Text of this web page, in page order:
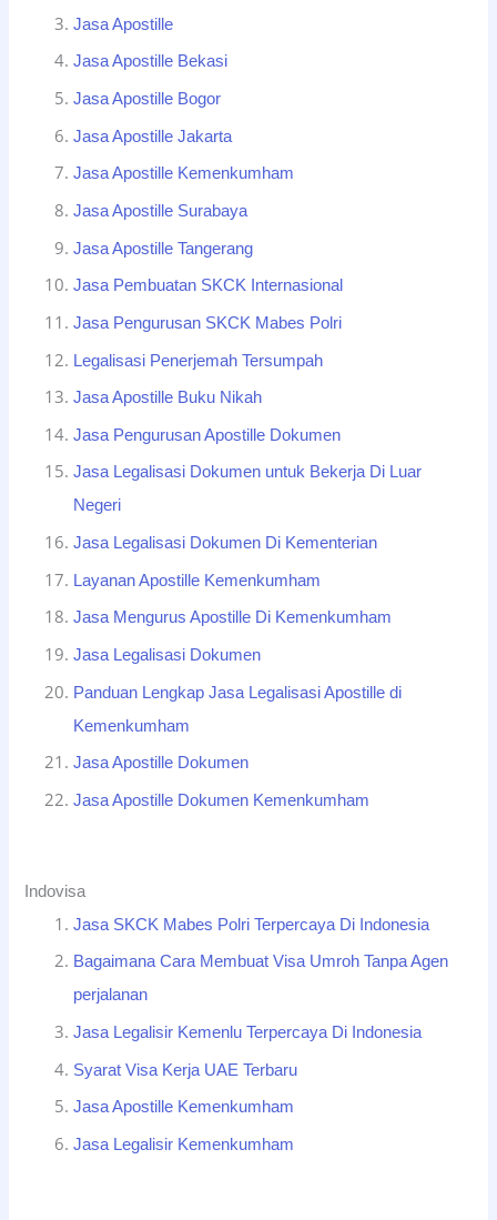
Jasa Apostille
Jasa Apostille Bekasi
Jasa Apostille Bogor
Jasa Apostille Jakarta
Jasa Apostille Kemenkumham
Jasa Apostille Surabaya
Jasa Apostille Tangerang
Jasa Pembuatan SKCK Internasional
Jasa Pengurusan SKCK Mabes Polri
Legalisasi Penerjemah Tersumpah
Jasa Apostille Buku Nikah
Jasa Pengurusan Apostille Dokumen
Jasa Legalisasi Dokumen untuk Bekerja Di Luar
Negeri
Jasa Legalisasi Dokumen Di Kementerian
Layanan Apostille Kemenkumham
Jasa Mengurus Apostille Di Kemenkumham
Jasa Legalisasi Dokumen
Panduan Lengkap Jasa Legalisasi Apostille di
Kemenkumham
Jasa Apostille Dokumen
Jasa Apostille Dokumen Kemenkumham
Indovisa
Jasa SKCK Mabes Polri Terpercaya Di Indonesia
Bagaimana Cara Membuat Visa Umroh Tanpa Agen
perjalanan
Jasa Legalisir Kemenlu Terpercaya Di Indonesia
Syarat Visa Kerja UAE Terbaru
Jasa Apostille Kemenkumham
Jasa Legalisir Kemenkumham